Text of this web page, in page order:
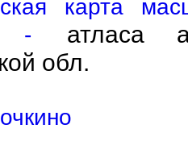
карта
-
атласа
обл.